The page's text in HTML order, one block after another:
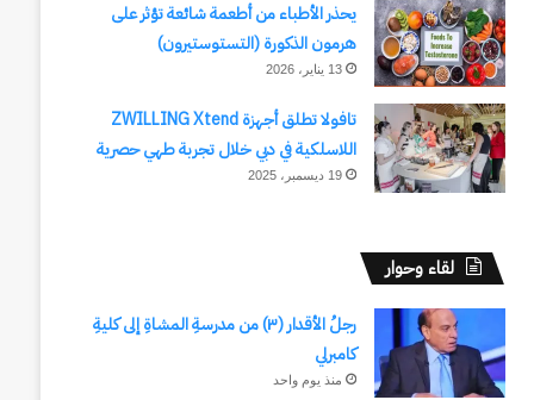
يحذر الأطباء من أطعمة شائعة تؤثر على
هرمون الذكورة (التستوستيرون)
13 يناير، 2026
تافولا تطلق أجهزة ZWILLING Xtend
اللاسلكية في دبي خلال تجربة طهي حصرية
19 ديسمبر، 2025
لقاء وحوار
رجلُ الأقدار (٣) من مدرسةِ المشاةِ إلى كليةِ
كامبرلي
منذ يوم واحد